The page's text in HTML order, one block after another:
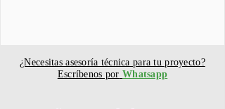
¿Necesitas asesoría técnica para tu proyecto?
Escríbenos por Whatsapp